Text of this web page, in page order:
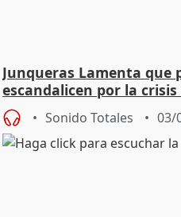
Junqueras Lamenta que
escandalicen por la
Sonido Totales 03/